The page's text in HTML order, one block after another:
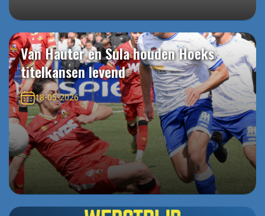
Van Hauter en Sula houden Hoeks
titelkansen levend
18-05-2026